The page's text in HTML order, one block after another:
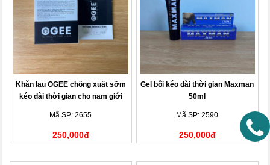
Khăn lau OGEE chống xuất sỡm
kéo dài thời gian cho nam giới
Mã SP: 2655
250,000đ
Gel bôi kéo dài thời gian Maxman
50ml
Mã SP: 2590
250,000đ